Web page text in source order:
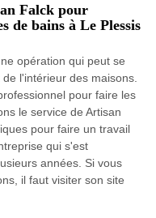
Falck pour
de bains à Le Plessis
opération qui peut se
l'intérieur des maisons.
pour faire les
le service de Artisan
pour faire un travail
qui s'est
années. Si vous
il faut visiter son site